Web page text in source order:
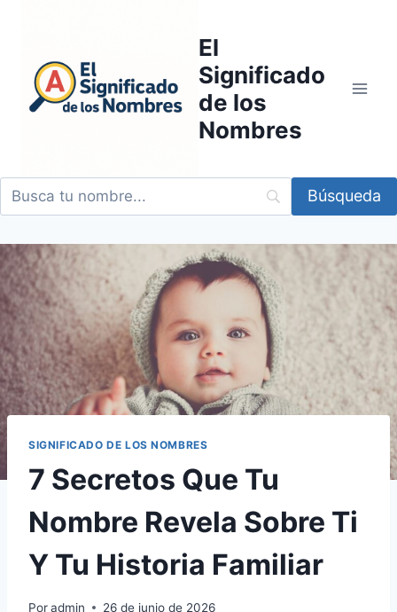
contenido
El
Significado
de los
Nombres
SIGNIFICADO DE LOS NOMBRES
7 Secretos Que Tu
Nombre Revela Sobre Ti
Y Tu Historia Familiar
Poradmin 26 de junio de 2026